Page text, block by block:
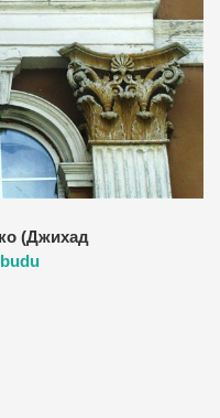
(Джихад